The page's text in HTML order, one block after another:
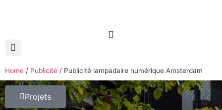
Home / Publicité / Publicité lampadaire numérique Amsterdam
Projets